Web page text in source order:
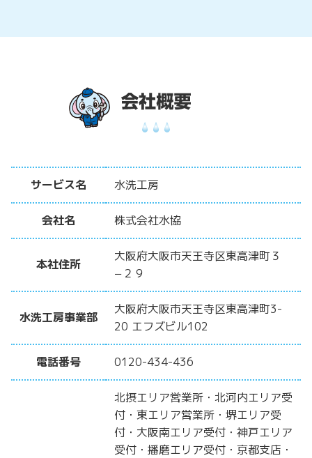
サービス名 水洗工房
会社名 株式会社水協
本社住所
大阪府大阪市天王寺区東高津町３
−２９
水洗工房事業部
大阪府大阪市天王寺区東高津町3-
20 エフズビル102
電話番号 0120-434-436
北摂エリア営業所・北河内エリア受
付・東エリア営業所・堺エリア受
付・大阪南エリア受付・神戸エリア
受付・播磨エリア受付・京都支店・